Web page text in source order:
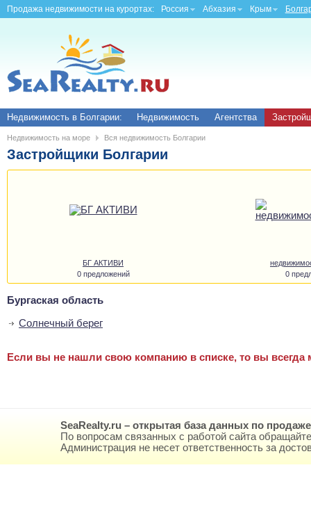
Продажа недвижимости на курортах: Россия Абхазия Крым
Недвижимость в Болгарии: Недвижимость Агентства
Недвижимость на море Вся недвижимость Болгарии
Застройщики Болгарии
БГ АКТИВИ
0 предложений
0
Бургаская область
Солнечный берег
Если вы не нашли свою компанию в списке, то вы всегда
SeaRealty.ru – открытая база данных по
По вопросам связанных с работой сайта
Администрация не несет ответственность за